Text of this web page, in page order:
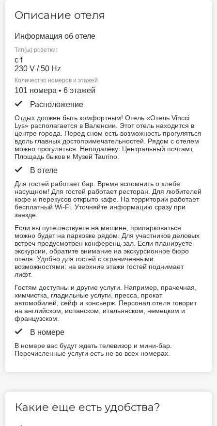
8 photos
Не включено: vat 12.45 EUR
двуспальная кровать
Для некурящих
Нет бесплатной отмены
150.7 EUR
Цена за ночь, 2 взрослых
Лучшая цена
Забронировать сейчас
7 photos
Двухместный номер
Standard (2 отдельные
кровати)
2 отдельные кровати
Питание не включено
2 отдельные кровати
Для некурящих
Нет бесплатной отмены
154 EUR
Цена за ночь, 2 взрослых
Лучшая цена
Забронировать сейчас
Двухместный номер
кровать) (кровать king